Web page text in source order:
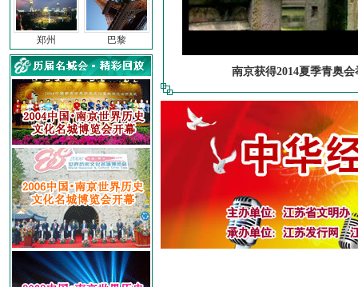
郑州 巴黎
南京获得2014夏季青奥会